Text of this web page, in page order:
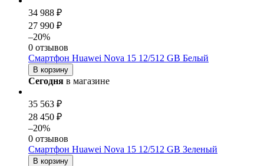
34 988 ₽
27 990 ₽
–20%
0 отзывов
Смартфон Huawei Nova 15 12/512 GB Белый
В корзину
Сегодня в магазине
35 563 ₽
28 450 ₽
–20%
0 отзывов
Смартфон Huawei Nova 15 12/512 GB Зеленый
В корзину